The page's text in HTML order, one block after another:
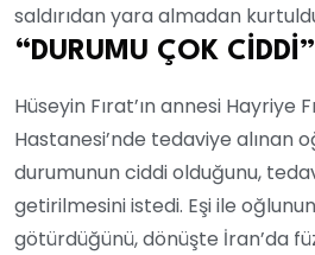
saldırıdan yara almadan
“DURUMU ÇOK CİDDİ”
Hüseyin Fırat’ın annesi Hayriye
Hastanesi’nde tedaviye alınan
durumunun ciddi olduğunu,
getirilmesini istedi. Eşi ile
götürdüğünü, dönüşte İran’da